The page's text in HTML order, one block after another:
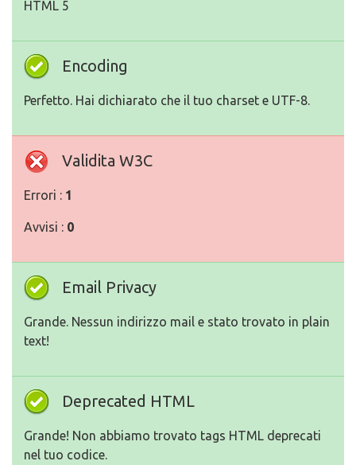
HTML 5
Encoding
Perfetto. Hai dichiarato che il tuo charset e UTF-8.
Validita W3C
Errori : 1
Avvisi : 0
Email Privacy
Grande. Nessun indirizzo mail e stato trovato in plain
text!
Deprecated HTML
Grande! Non abbiamo trovato tags HTML deprecati
nel tuo codice.